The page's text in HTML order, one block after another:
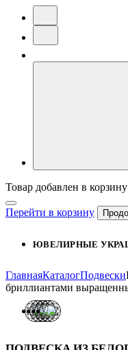
Товар добавлен в корзину
Перейти в корзину
ЮВЕЛИРНЫЕ
ГлавнаяКаталогПодвески
бриллиантами